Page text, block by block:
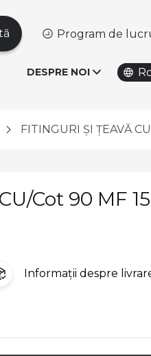
Program de
DESPRE NOI
FITINGURI ȘI ȚEAVĂ
Cot 90 MF 15
Informații despre